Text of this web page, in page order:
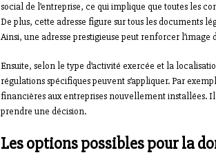
social de l’entreprise, ce qui implique que toutes les
De plus, cette adresse figure sur tous les documents
Ainsi, une adresse prestigieuse peut renforcer
Ensuite, selon le type d’activité exercée et la
régulations spécifiques peuvent s’appliquer. Par
financières aux entreprises nouvellement installées.
prendre une décision.
Les options possibles pour la